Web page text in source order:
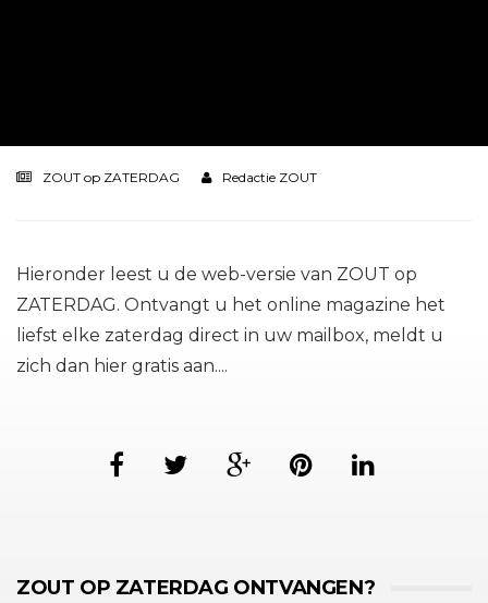
ZOUT op ZATERDAG Redactie ZOUT
Hieronder leest u de web-versie van ZOUT op
ZATERDAG. Ontvangt u het online magazine het
liefst elke zaterdag direct in uw mailbox, meldt u
zich dan hier gratis aan....
ZOUT OP ZATERDAG ONTVANGEN?